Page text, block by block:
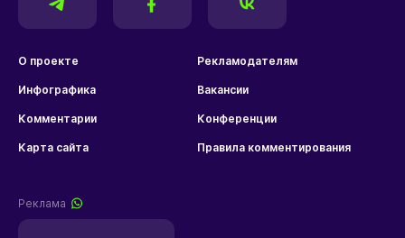
О проекте Рекламодателям
Инфографика Вакансии
Комментарии Конференции
Карта сайта Правила комментирования
Реклама